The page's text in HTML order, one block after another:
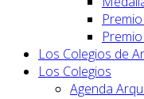
Los Colegios de
Los Colegios
Agenda